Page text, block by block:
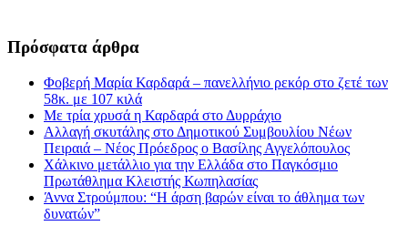
Πρόσφατα άρθρα
Φοβερή Μαρία Καρδαρά – πανελλήνιο ρεκόρ στο ζετέ των
58κ. με 107 κιλά
Με τρία χρυσά η Καρδαρά στο Δυρράχιο
Αλλαγή σκυτάλης στο Δημοτικού Συμβουλίου Νέων
Πειραιά – Νέος Πρόεδρος ο Βασίλης Αγγελόπουλος
Χάλκινο μετάλλιο για την Ελλάδα στο Παγκόσμιο
Πρωτάθλημα Κλειστής Κωπηλασίας
Άννα Στρούμπου: “Η άρση βαρών είναι το άθλημα των
δυνατών”